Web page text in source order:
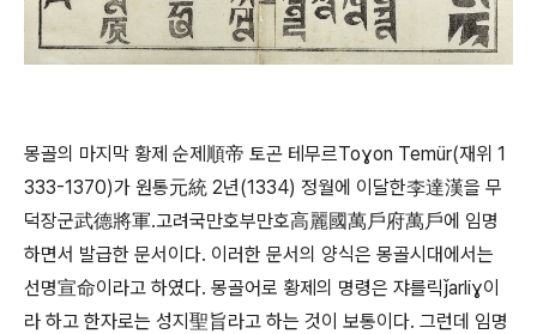
몽골의 마지막 황제 순제順帝 토곤 테무르Toɣon Temür(재위 1
333-1370)가 원통元統 2년(1334) 정월에 이달한李達漢을 무
덕장군武德將軍․고려국만호부만호高麗國萬戶府萬戶에 임명
하면서 발급한 문서이다. 이러한 문서의 양식은 몽골시대에서는
선명宣命이라고 하였다. 몽골어로 황제의 명령은 쟈를릭ǰarliɣ이
라 하고 한자로는 성지聖旨라고 하는 것이 보통이다. 그런데 임명